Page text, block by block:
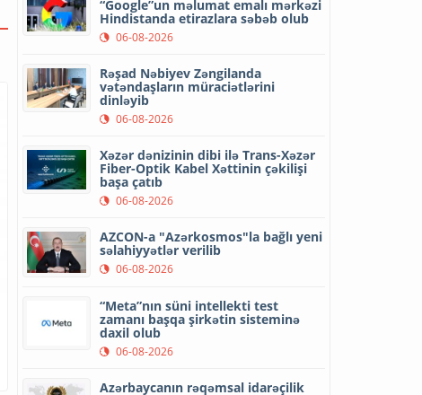
“Google”un məlumat emalı mərkəzi
Hindistanda etirazlara səbəb olub
06-08-2026
Rəşad Nəbiyev Zəngilanda
vətəndaşların müraciətlərini
dinləyib
06-08-2026
Xəzər dənizinin dibi ilə Trans-Xəzər
Fiber-Optik Kabel Xəttinin çəkilişi
başa çatıb
06-08-2026
AZCON-a "Azərkosmos"la bağlı yeni
səlahiyyətlər verilib
06-08-2026
“Meta”nın süni intellekti test
zamanı başqa şirkətin sisteminə
daxil olub
06-08-2026
Azərbaycanın rəqəmsal idarəçilik